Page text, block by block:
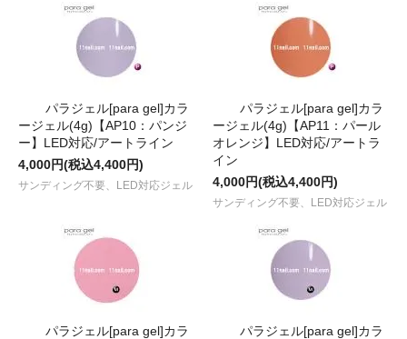
パラジェル[para gel]カラ
ージェル(4g)【AP10：パンジ
ー】LED対応/アートライン
4,000円(税込4,400円)
サンディング不要、LED対応ジェル
パラジェル[para gel]カラ
ージェル(4g)【AP11：パール
オレンジ】LED対応/アートラ
イン
4,000円(税込4,400円)
サンディング不要、LED対応ジェル
パラジェル[para gel]カラ
パラジェル[para gel]カラ